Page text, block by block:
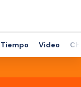
Tiempo Video